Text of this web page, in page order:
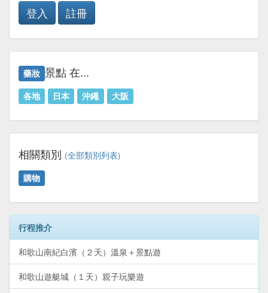
登入
註冊
藥妝 景點 在...
各地 日本 沖繩 大阪
相關類別 (全部類別列表)
購物
行程推介
和歌山南紀白濱（２天）溫泉＋景點遊
和歌山遊艇城（１天）親子玩樂遊